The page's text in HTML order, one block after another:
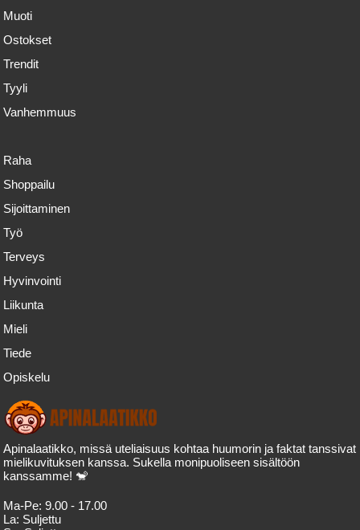
Muoti
Ostokset
Trendit
Tyyli
Vanhemmuus
Raha
Shoppailu
Sijoittaminen
Työ
Terveys
Hyvinvointi
Liikunta
Mieli
Tiede
Opiskelu
Apinalaatikko, missä uteliaisuus kohtaa huumorin ja faktat tanssivat
mielikuvituksen kanssa. Sukella monipuoliseen sisältöön
kanssamme! 🐒
Ma-Pe:9.00 - 17.00
La: Suljettu